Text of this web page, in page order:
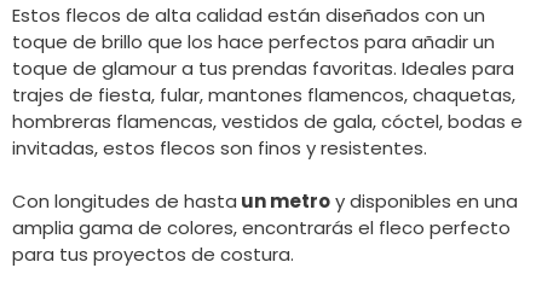
Estos flecos de alta calidad están diseñados con un
toque de brillo que los hace perfectos para añadir un
toque de glamour a tus prendas favoritas. Ideales para
trajes de fiesta, fular, mantones flamencos, chaquetas,
hombreras flamencas, vestidos de gala, cóctel, bodas e
invitadas, estos flecos son finos y resistentes.
Con longitudes de hasta un metroy disponibles en una
amplia gama de colores, encontrarás el fleco perfecto
para tus proyectos de costura.